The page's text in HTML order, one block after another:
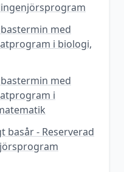
med
i biologi,
med
i
basår - Reserverad